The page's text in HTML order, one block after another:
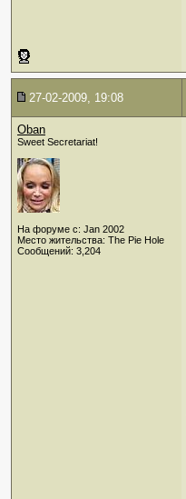
27-02-2009, 19:08
Oban
Sweet Secretariat!
На форуме с: Jan 2002
Место жительства: The Pie Hole
Сообщений: 3,204